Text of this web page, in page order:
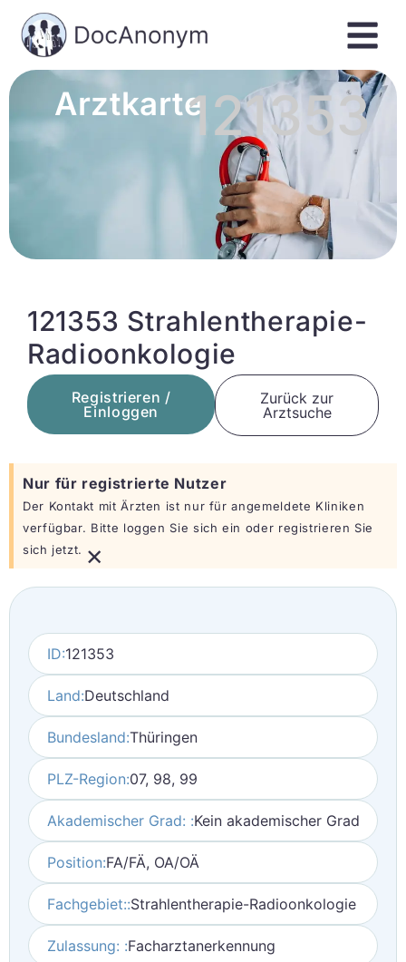
Arztkarte121353
121353 Strahlentherapie-
Radioonkologie
Registrieren /
Einloggen
Zurück zur
Arztsuche
Nur für registrierte Nutzer
Der Kontakt mit Ärzten ist nur für angemeldete Kliniken
verfügbar. Bitte loggen Sie sich ein oder registrieren Sie
sich jetzt. ×
ID:121353
Land:Deutschland
Bundesland:Thüringen
PLZ-Region:07, 98, 99
Akademischer Grad: :Kein akademischer Grad
Position:FA/FÄ, OA/OÄ
Fachgebiet::Strahlentherapie-Radioonkologie
Zulassung: :Facharztanerkennung